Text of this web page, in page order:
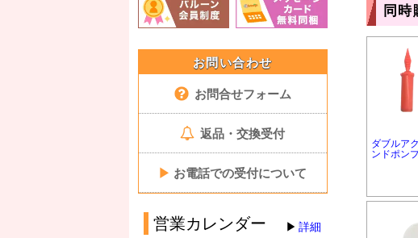
お問い合わせ
お問合せフォーム
返品・交換受付
▶ お電話での受付について
営業カレンダー 詳細
同時
ダブルア
ンドポン